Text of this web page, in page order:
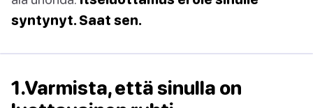
syntynyt. Saat sen.
1.Varmista, että sinulla on